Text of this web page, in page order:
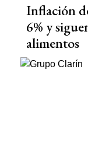
Inflación
6% y
alimentos